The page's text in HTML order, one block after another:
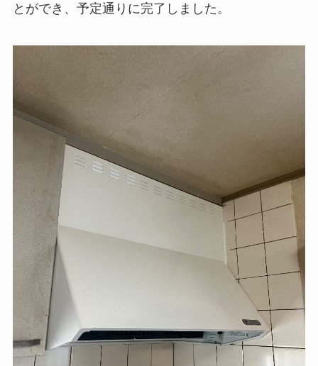
とができ、予定通りに完了しました。